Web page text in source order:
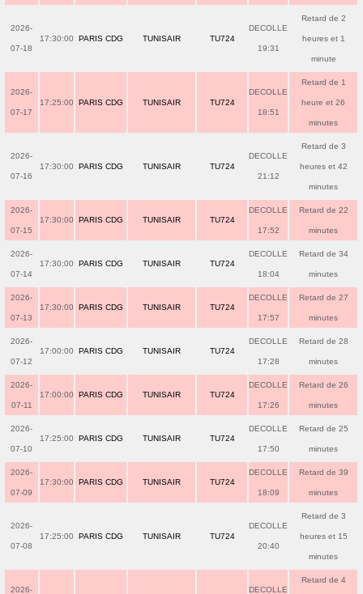
2026-
07-18
17:30:00 PARIS CDG TUNISAIR TU724
DECOLLE
19:31
Retard de 2
heures et 1
minute
2026-
07-17
17:25:00 PARIS CDG TUNISAIR TU724
DECOLLE
18:51
Retard de 1
heure et 26
minutes
2026-
07-16
17:30:00 PARIS CDG TUNISAIR TU724
DECOLLE
21:12
Retard de 3
heures et 42
minutes
2026-
07-15
17:30:00 PARIS CDG TUNISAIR TU724
DECOLLE
17:52
Retard de 22
minutes
2026-
07-14
17:30:00 PARIS CDG TUNISAIR TU724
DECOLLE
18:04
Retard de 34
minutes
2026-
07-13
17:30:00 PARIS CDG TUNISAIR TU724
DECOLLE
17:57
Retard de 27
minutes
2026-
07-12
17:00:00 PARIS CDG TUNISAIR TU724
DECOLLE
17:28
Retard de 28
minutes
2026-
07-11
17:00:00 PARIS CDG TUNISAIR TU724
DECOLLE
17:26
Retard de 26
minutes
2026-
07-10
17:25:00 PARIS CDG TUNISAIR TU724
DECOLLE
17:50
Retard de 25
minutes
2026-
07-09
17:30:00 PARIS CDG TUNISAIR TU724
DECOLLE
18:09
Retard de 39
minutes
2026-
07-08
17:25:00 PARIS CDG TUNISAIR TU724
DECOLLE
20:40
Retard de 3
heures et 15
minutes
2026- DECOLLE
Retard de 4